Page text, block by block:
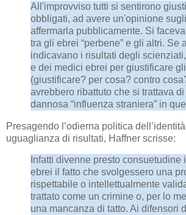
All'improvviso tutti si sentirono
obbligati, ad avere un'opinione
affermarla pubblicamente. Si
tra gli ebrei “perbene” e gli altri. Se
indicavano i risultati degli
e dei medici ebrei per giustificare
(giustificare? per cosa? contro
avrebbero ribattuto che si trattava di
dannosa “influenza straniera” in
Presagendo l’odierna politica
uguaglianza di risultati, Haffner scrisse:
Infatti divenne presto consuetudine
ebrei il fatto che svolgessero una
rispettabile o intellettualmente
trattato come un crimine o, per lo
una mancanza di tatto. Ai difensori